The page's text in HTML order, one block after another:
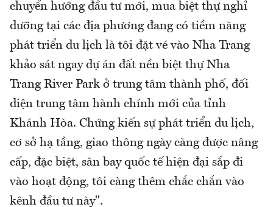
chuyển hướng đầu tư mới, mua biệt thự nghỉ
dưỡng tại các địa phương đang có tiềm năng
phát triển du lịch là tôi đặt vé vào Nha Trang
khảo sát ngay dự án đất nền biệt thự Nha
Trang River Park ở trung tâm thành phố, đối
diện trung tâm hành chính mới của tỉnh
Khánh Hòa. Chứng kiến sự phát triển du lịch,
cơ sở hạ tầng, giao thông ngày càng được nâng
cấp, đặc biệt, sân bay quốc tế hiện đại sắp đi
vào hoạt động, tôi càng thêm chắc chắn vào
kênh đầu tư này".